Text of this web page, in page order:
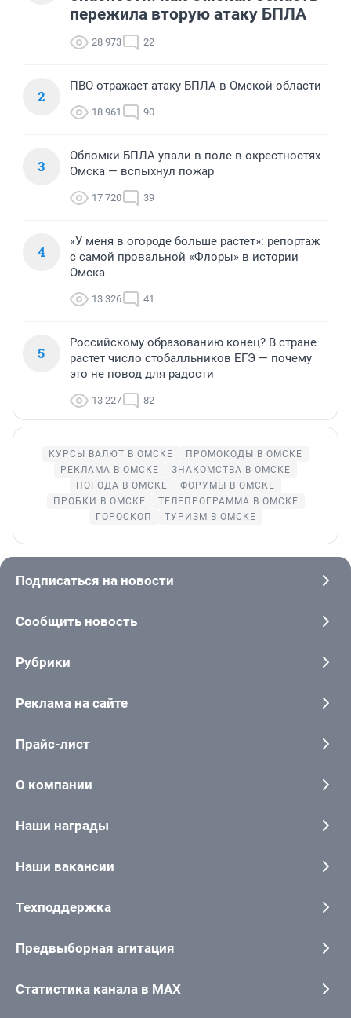
пережила вторую атаку БПЛА
28 973 22
2
ПВО отражает атаку БПЛА в Омской области
18 961 90
3
Обломки БПЛА упали в поле в окрестностях
Омска — вспыхнул пожар
17 720 39
4
«У меня в огороде больше растет»: репортаж
с самой провальной «Флоры» в истории
Омска
13 326 41
5
Российскому образованию конец? В стране
растет число стобалльников ЕГЭ — почему
это не повод для радости
13 227 82
КУРСЫ ВАЛЮТ В ОМСКЕ
ПРОМОКОДЫ В ОМСКЕ
РЕКЛАМА В ОМСКЕ
ЗНАКОМСТВА В ОМСКЕ
ПОГОДА В ОМСКЕ
ФОРУМЫ В ОМСКЕ
ПРОБКИ В ОМСКЕ
ТЕЛЕПРОГРАММА В ОМСКЕ
ГОРОСКОП
ТУРИЗМ В ОМСКЕ
Подписаться на новости
Сообщить новость
Рубрики
Реклама на сайте
Прайс-лист
О компании
Наши награды
Наши вакансии
Техподдержка
Предвыборная агитация
Статистика канала в MAX